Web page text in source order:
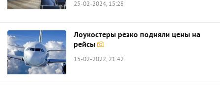
25-02-2024, 15:28
Лоукостеры резко подняли цены на
рейсы
15-02-2022, 21:42